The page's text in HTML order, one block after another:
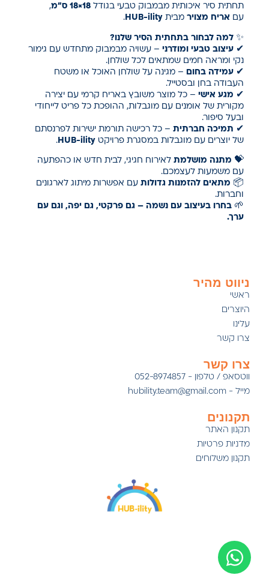
תחתית סיר איכותית מבמבוק טבעי בגודל18×18 ס"מ
,
עם אריח מצוירמביתHUB-ility
.
✨למה לבחור בתחתית הסיר שלנו?
✔עיצוב טבעי ומודרני – עשויה מבמבוק מתחדש עם גימור
נקי ומראה חמים שמתאים לכל שולחן.
✔עמידה בחום
– מגינה על שולחן האוכל או משטח
העבודה בחן ובסטייל.
✔ מגע אישי – כל מוצר משובץ באריח קרמי עם יצירה
מקורית של אומנים עם מוגבלות, ההופכת כל פריט לייחודי
ובעל סיפור.
✔ תמיכה חברתית – כל רכישה תורמת ישירות לפרנסתם
של יוצרים עם מוגבלות במסגרת פרויקטHUB-ility
.
💝 מתנה מושלמת לאירוח חגיגי, לבית חדש או כהפתעה
עם משמעות לעצמכם.
📦 מתאים להזמנות גדולות עם אפשרות מיתוג לארגונים
וחברות.
🌱בחרו בעיצוב עם נשמה – גם פרקטי, גם יפה, וגם עם
ערך.
ניווט מהיר
ראשי
היוצרים
עלינו
צרו קשר
צרו קשר
ווטסאפ / טלפון - 052-8974857
מייל - hubility.team@gmail.com
תקנונים
תקנון האתר
מדניות פרטיות
תקנון משלוחים